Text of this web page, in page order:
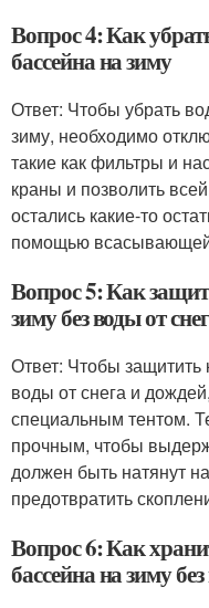
Вопрос 4: Как
бассейна на зиму
Ответ: Чтобы убрать
зиму, необходимо
такие как фильтры и
краны и позволить
остались какие-то
помощью
Вопрос 5: Как
зиму без воды от
Ответ: Чтобы защитить
воды от снега и
специальным тентом.
прочным, чтобы
должен быть натянут
предотвратить
Вопрос 6: Как
бассейна на зиму